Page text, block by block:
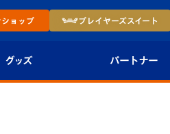
ショップ プレイヤーズスイート
グッズ パートナー